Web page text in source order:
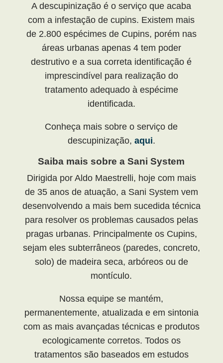
A descupinização é o serviço que acaba
com a infestação de cupins. Existem mais
de 2.800 espécimes de Cupins, porém nas
áreas urbanas apenas 4 tem poder
destrutivo e a sua correta identificação é
imprescindível para realização do
tratamento adequado à espécime
identificada.
Conheça mais sobre o serviço de
descupinização, aqui.
Saiba mais sobre a Sani System
Dirigida por Aldo Maestrelli, hoje com mais
de 35 anos de atuação, a Sani System vem
desenvolvendo a mais bem sucedida técnica
para resolver os problemas causados pelas
pragas urbanas. Principalmente os Cupins,
sejam eles subterrâneos (paredes, concreto,
solo) de madeira seca, arbóreos ou de
montículo.
Nossa equipe se mantém,
permanentemente, atualizada e em sintonia
com as mais avançadas técnicas e produtos
ecologicamente corretos. Todos os
tratamentos são baseados em estudos